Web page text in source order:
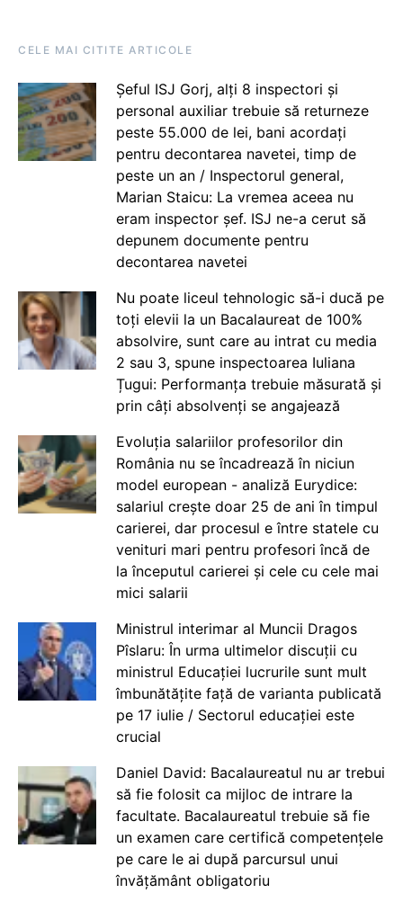
CELE MAI CITITE ARTICOLE
Șeful ISJ Gorj, alți 8 inspectori și
personal auxiliar trebuie să returneze
peste 55.000 de lei, bani acordați
pentru decontarea navetei, timp de
peste un an / Inspectorul general,
Marian Staicu: La vremea aceea nu
eram inspector șef. ISJ ne-a cerut să
depunem documente pentru
decontarea navetei
Nu poate liceul tehnologic să-i ducă pe
toți elevii la un Bacalaureat de 100%
absolvire, sunt care au intrat cu media
2 sau 3, spune inspectoarea Iuliana
Țugui: Performanța trebuie măsurată și
prin câți absolvenți se angajează
Evoluția salariilor profesorilor din
România nu se încadrează în niciun
model european - analiză Eurydice:
salariul crește doar 25 de ani în timpul
carierei, dar procesul e între statele cu
venituri mari pentru profesori încă de
la începutul carierei și cele cu cele mai
mici salarii
Ministrul interimar al Muncii Dragos
Pîslaru: În urma ultimelor discuții cu
ministrul Educației lucrurile sunt mult
îmbunătățite față de varianta publicată
pe 17 iulie / Sectorul educației este
crucial
Daniel David: Bacalaureatul nu ar trebui
să fie folosit ca mijloc de intrare la
facultate. Bacalaureatul trebuie să fie
un examen care certifică competențele
pe care le ai după parcursul unui
învățământ obligatoriu